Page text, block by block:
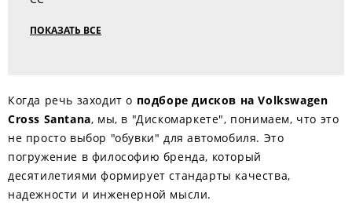
ПОКАЗАТЬ ВСЕ
Когда речь заходит о подборе дисков на Volkswagen
Cross Santana, мы, в "Дискомаркете", понимаем, что это
не просто выбор "обувки" для автомобиля. Это
погружение в философию бренда, который
десятилетиями формирует стандарты качества,
надежности и инженерной мысли.